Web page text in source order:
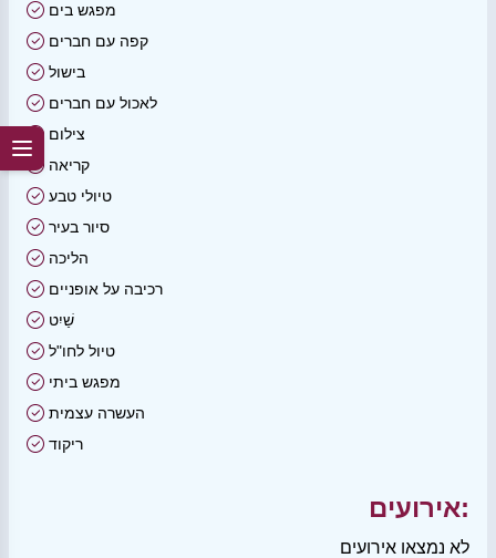
מפגש בים
קפה עם חברים
בישול
לאכול עם חברים
צילום
קריאה
טיולי טבע
סיור בעיר
הליכה
רכיבה על אופניים
שַׁיִט
טיול לחו"ל
מפגש ביתי
העשרה עצמית
ריקוד
אירועים:
לא נמצאו אירועים